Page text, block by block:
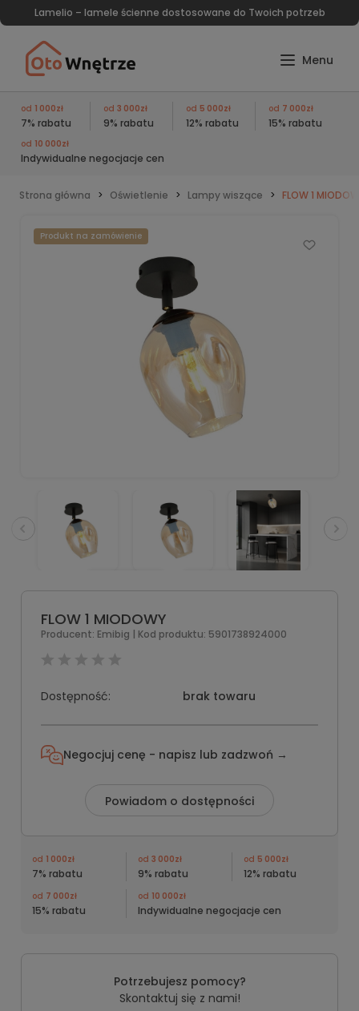
Lamelio – lamele ścienne dostosowane do Twoich potrzeb
od 1 000zł
7% rabatu
od 3 000zł
9% rabatu
od 5 000zł
12% rabatu
od 7 000zł
15% rabatu
od 10 000zł
Indywidualne negocjacje cen
Strona główna Oświetlenie Lampy wiszące FLOW 1
Produkt na zamówienie
FLOW 1 MIODOWY
Producent: Emibig | Kod produktu: 5901738924000
Dostępność: brak towaru
Negocjuj cenę - napisz lub zadzwoń →
Powiadom o dostępności
od 1 000zł
7% rabatu
od 3 000zł
9% rabatu
od 5 000zł
12% rabatu
od 7 000zł
15% rabatu
od 10 000zł
Indywidualne negocjacje cen
Potrzebujesz pomocy?
Skontaktuj się z nami!